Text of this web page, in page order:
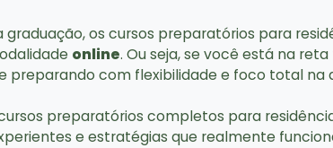
graduação, os cursos preparatórios para
online. Ou seja, se você está na
preparando com flexibilidade e foco total na
preparatórios completos para
e estratégias que realmente